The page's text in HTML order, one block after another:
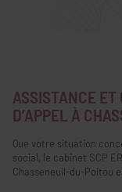
ASSISTANCE ET
D’APPEL À
Que votre situation
social, le cabinet SCP
Chasseneuil-du-Poitou